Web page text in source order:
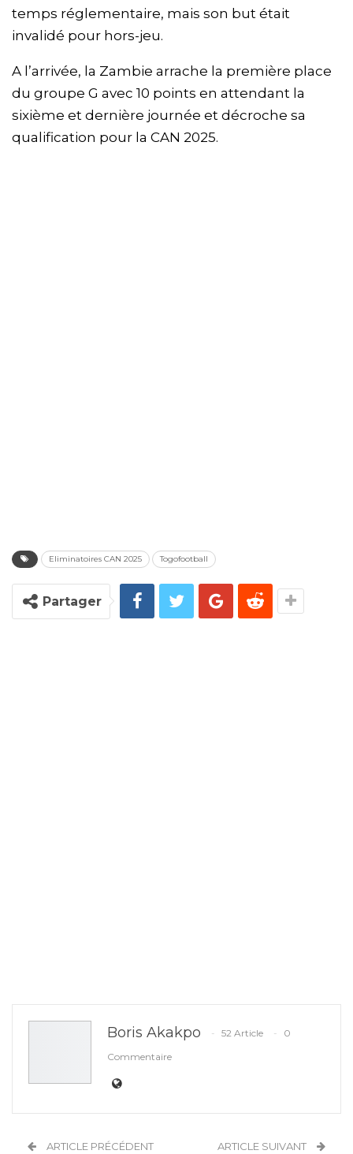
temps réglementaire, mais son but était
invalidé pour hors-jeu.
A l’arrivée, la Zambie arrache la première place
du groupe G avec 10 points en attendant la
sixième et dernière journée et décroche sa
qualification pour la CAN 2025.
Eliminatoires CAN 2025 Togofootball
Partager
Boris Akakpo 52 Article
0
Commentaire
ARTICLE PRÉCÉDENT ARTICLE SUIVANT